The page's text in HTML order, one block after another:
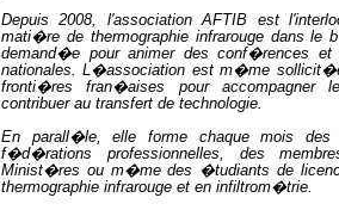
Depuis 2008, l'association AFTIB est
mati�re de thermographie infrarouge dans le
demand�e pour animer des conf�rences et
nationales. L�association est m�me
fronti�res fran�aises pour accompagner
contribuer au transfert de technologie.
En parall�le, elle forme chaque mois des
f�d�rations professionnelles, des
Minist�res ou m�me des �tudiants de
thermographie infrarouge et en infiltrom�trie.